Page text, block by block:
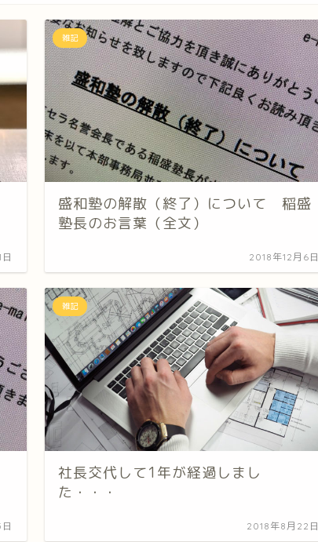
雑記
盛和塾の解散（終了）について 稲盛
塾長のお言葉（全文）
2018年12月6日
雑記
社長交代して1年が経過しまし
た・・・
2018年8月22日